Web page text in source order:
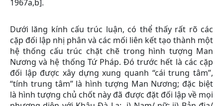
1967a,b].
Dưới lăng kính cấu trúc luận, có thể thấy rất rõ các
cặp đối lập nhị phân và các mối liên kết tạo thành một
hệ thống cấu trúc chặt chẽ trong hình tượng Man
Nương và hệ thống Tứ Pháp. Đó trước hết là các cặp
đối lập được xây dựng xung quanh “cái trung tâm”,
“tính trung tâm” là hình tượng Man Nương; đặc biệt
là hình tượng chủ chốt này đã được đặt đối lập về mọi